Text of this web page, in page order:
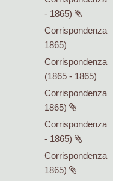
- 1865)
Corrispondenza
1865)
Corrispondenza
(1865 - 1865)
Corrispondenza
1865)
Corrispondenza
- 1865)
Corrispondenza
1865)